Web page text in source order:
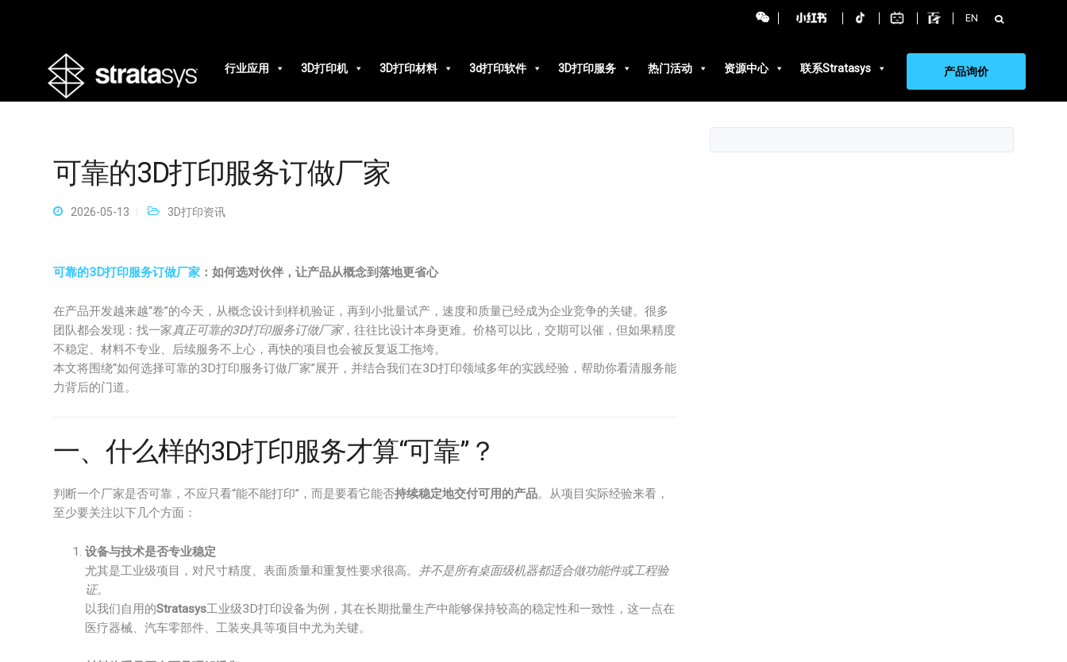
EN 搜
索：
行业应用
3D打印机 3D打印材料 3d打印软件 3D打印服务 热门活动 资源中心 联系Stratasys 产品询价
可靠的3D打印服务订做厂家
2026-05-13 3D打印资讯
可靠的3D打印服务订做厂家 ：如何选对伙伴，让产品从概念到落地更省心
在产品开发越来越“卷”的今天，从概念设计到样机验证，再到小批量试产，速度和质量已经成为企业竞争的关键。很多
团队都会发现：找一家真正可靠的3D打印服务订做厂家，往往比设计本身更难。价格可以比，交期可以催，但如果精度
不稳定、材料不专业、后续服务不上心，再快的项目也会被反复返工拖垮。
本文将围绕“如何选择可靠的3D打印服务订做厂家”展开，并结合我们在3D打印领域多年的实践经验，帮助你看清服务能
力背后的门道。
一、什么样的3D打印服务才算“可靠”？
判断一个厂家是否可靠，不应只看“能不能打印”，而是要看它能否持续稳定地交付可用的产品。从项目实际经验来看，
至少要关注以下几个方面：
设备与技术是否专业稳定
尤其是工业级项目，对尺寸精度、表面质量和重复性要求很高。
并不是所有桌面级机器都适合做功能件或工程验
证。
以我们自用的Stratasys工业级3D打印设备为例，其在长期批量生产中能够保持较高的稳定性和一致性，这一点在
医疗器械、汽车零部件、工装夹具等项目中尤为关键。